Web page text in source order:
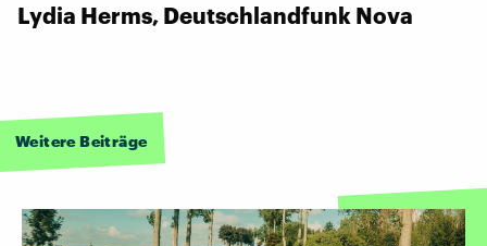
Lydia Herms, Deutschlandfunk Nova
Weitere Beiträge